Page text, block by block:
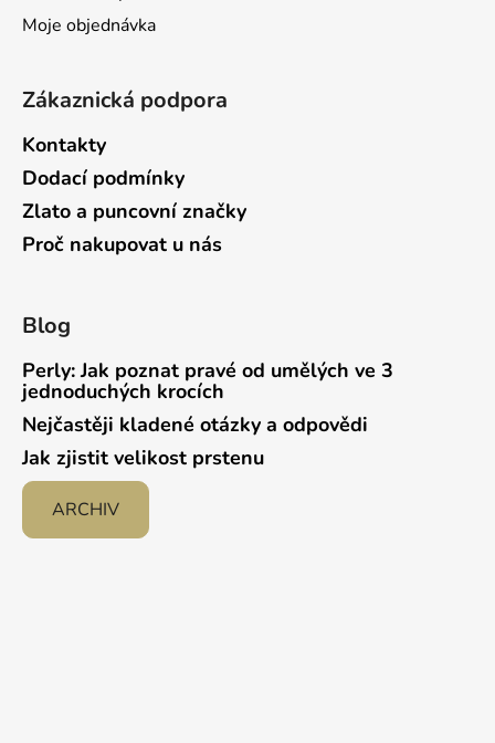
Moje objednávka
Zákaznická podpora
Kontakty
Dodací podmínky
Zlato a puncovní značky
Proč nakupovat u nás
Blog
Perly: Jak poznat pravé od umělých ve 3
jednoduchých krocích
Nejčastěji kladené otázky a odpovědi
Jak zjistit velikost prstenu
ARCHIV